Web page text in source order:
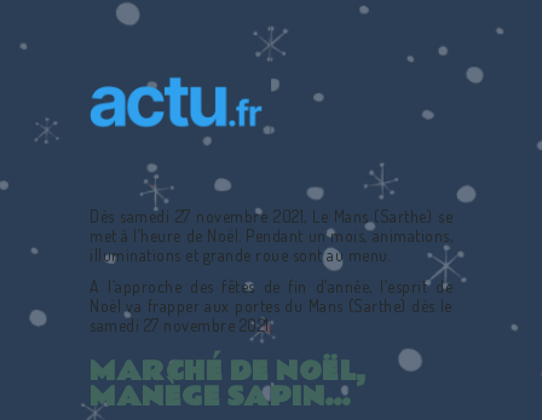
Dès samedi 27 novembre 2021, Le Mans (Sarthe) se
met à l’heure de Noël. Pendant un mois, animations,
illuminations et grande roue sont au menu.
A l’approche des fêtes de fin d’année, l’esprit de
Noël va frapper aux portes du Mans (Sarthe) dès le
samedi 27 novembre 2021.
MARCHÉ DE NOËL,
MANÈGE SAPIN…